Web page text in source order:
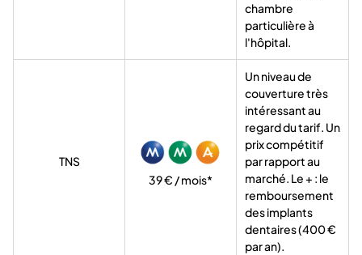
chambre
particulière à
l'hôpital.
TNS
39 € / mois*
Un niveau de
couverture très
intéressant au
regard du tarif. Un
prix compétitif
par rapport au
marché. Le + : le
remboursement
des implants
dentaires (400 €
par an).